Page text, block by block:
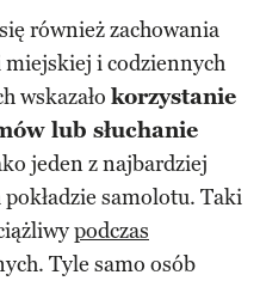
również zachowania
i codziennych
wskazało korzystanie
lub słuchanie
jeden z najbardziej
samolotu. Taki
podczas
Tyle samo osób